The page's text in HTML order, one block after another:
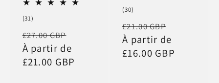
(31)
des
critiques
Prix
habituel
£27.00 GBP
promotionnel
À partir de
£21.00 GBP
(30)
des
critiques
Prix
habituel
£21.00 GBP
À partir de
£16.00 GBP